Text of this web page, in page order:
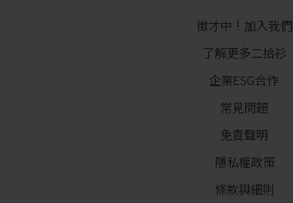
徵才中！加入我們
了解更多二拾衫
企業ESG合作
常見問題
免責聲明
隱私權政策
條款與細則